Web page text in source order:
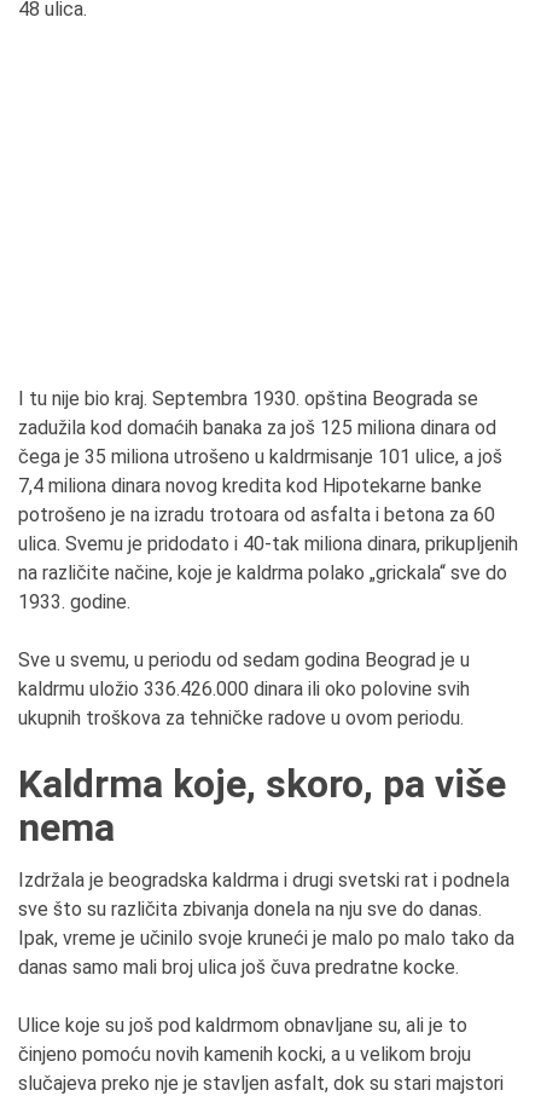
48 ulica.
I tu nije bio kraj. Septembra 1930. opština Beograda se
zadužila kod domaćih banaka za još 125 miliona dinara od
čega je 35 miliona utrošeno u kaldrmisanje 101 ulice, a još
7,4 miliona dinara novog kredita kod Hipotekarne banke
potrošeno je na izradu trotoara od asfalta i betona za 60
ulica. Svemu je pridodato i 40-tak miliona dinara, prikupljenih
na različite načine, koje je kaldrma polako „grickala“ sve do
1933. godine.
Sve u svemu, u periodu od sedam godina Beograd je u
kaldrmu uložio 336.426.000 dinara ili oko polovine svih
ukupnih troškova za tehničke radove u ovom periodu.
Kaldrma koje, skoro, pa više
nema
Izdržala je beogradska kaldrma i drugi svetski rat i podnela
sve što su različita zbivanja donela na nju sve do danas.
Ipak, vreme je učinilo svoje kruneći je malo po malo tako da
danas samo mali broj ulica još čuva predratne kocke.
Ulice koje su još pod kaldrmom obnavljane su, ali je to
činjeno pomoću novih kamenih kocki, a u velikom broju
slučajeva preko nje je stavljen asfalt, dok su stari majstori